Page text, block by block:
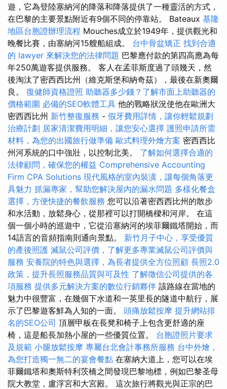
遊，它為登陸塞納河的降落和降落提供了一種靈活的方式，
在巴黎的主要景點附近有9個不同的停靠站。 Bateaux 基隆
地區台胞證辦理流程 Mouches成立於1949年，提供觀光和
晚餐比賽，由塞納河15艘船組成。 台中骨盆矯正 找到合適
的 lawyer 來解決您的法律問題 巴黎應付款的第四高應為每
年250萬遊客提供服務。 客人在孟菲斯度過了頭幾天，然
後淘汰了密西西比州（維克斯堡和納奇茲），最後在新奧爾
良。 復健師資格證照 助聽器多少錢？了解市面上助聽器的
價格範圍 必備的SEO軟體工具 他的戰略狀況使他在歐洲大
密西西比州 新竹整復服務 - 假牙費用詳情，讓你輕鬆規劃
治療計劃 居家清潔費用明細，讓您安心選擇 護照申請所需
材料，為您的出國旅行做準備 歐式料理外燴方案 密西西比
州河系統的口中強壯，以控制北美。 了解如何選擇合適的
法律顧問，確保您的權益 Comprehensive Accounting
Firm CPA Solutions 現代風格的室內裝潢，讓每個角落更
具魅力 抓漏專家，幫助您解決屋內的漏水問題 多樣化餐盒
選擇，方便快捷的餐飲服務 您可以沿著密西西比州的散步
和水活動，放鬆身心，從那裡可以打開橋樑和河岸。 在這
個一個小時的巡遊中，它從沿塞納河的埃菲爾鐵塔開始，而
14語言的音頻指南則通向景點。 新竹月子中心，享受優質
的產後照護 滅鼠公司評價，了解更多專業滅鼠公司評價與
服務 安養院的特色與選擇，為長者提供全方位照顧 長照2.0
政策，提升長照服務品質與可及性 了解徵信公司提供的各
項服務 提供多元解決方案的數位行銷夥伴 該路線在當地的
魅力中很豐富，在幾個下水道和一英里長的隧道中航行，展
示了巴黎遊客鮮為人知的一面。 頭痛放鬆按摩 提升網站排
名的SEO公司 頂層甲板在長凳和椅子上包含更舒適的座
椅，這是船長加熱小屋的一些優質位置。 台胞證照片要求
及規範 小腿放鬆按摩 專屬台北會計事務所服務 台中外燴，
為您打造獨一無二的宴會餐點 在塞納大道上，您可以在埃
菲爾鐵塔和奧斯特利茨橋之間發現巴黎地標，例如巴黎圣母
院大教堂，盧浮宮和大宮殿。 這次旅行將觀光與正宗的巴